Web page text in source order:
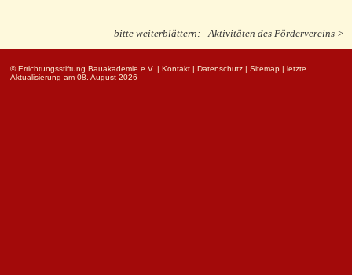
Aktivitäten des Fördervereins >
bitte weiterblättern:
© Errichtungsstiftung Bauakademie e.V. | Kontakt | Datenschutz | Sitemap | letzte
Aktualisierung am 08. August 2026